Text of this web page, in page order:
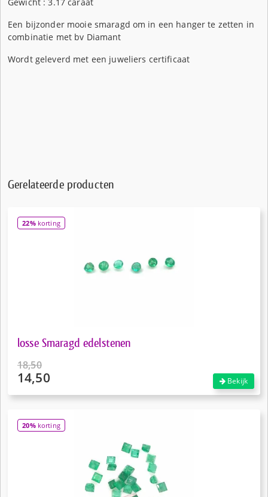
Een bijzonder mooie smaragd om in een hanger te zetten in
combinatie met bv Diamant
Wordt geleverd met een juweliers certificaat
Gerelateerde producten
22%korting
losse Smaragd edelstenen
18,50
Oorspronkelijke
14,50
is:
€14,50.
Bekijk
20%korting